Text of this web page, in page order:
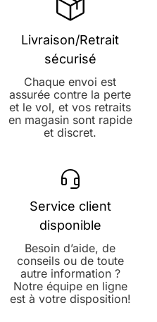
Livraison/Retrait
sécurisé
Chaque envoi est
assurée contre la perte
et le vol, et vos retraits
en magasin sont rapide
et discret.
Service client
disponible
Besoin d’aide, de
conseils ou de toute
autre information ?
Notre équipe en ligne
est à votre disposition!